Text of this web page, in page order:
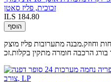
זכוכית, פליז סאטן
ILS 184.80
הוסף
בטיחות וחוזק.מבנה מתערובות פליז מוצק
הרכבה חומרה מתקין בקלות.זכ